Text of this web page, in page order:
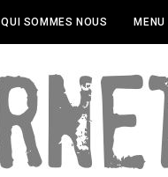
QUI SOMMES NOUS MENU